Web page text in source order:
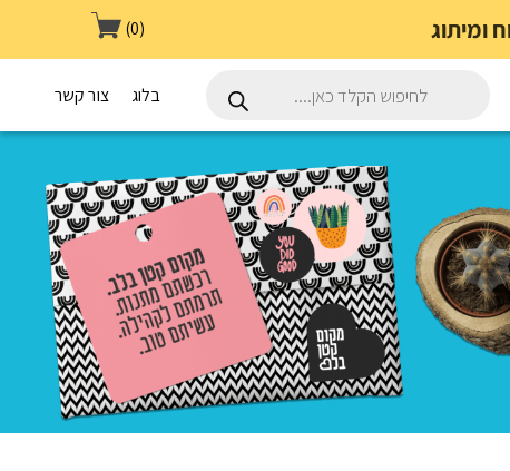
(0)
בלוג צור קשר